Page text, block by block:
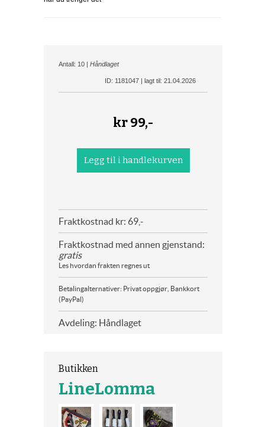
Antall: 10 | Håndlaget
ID: 1181047 | lagt til: 21.04.2026
kr99,-
Fraktkostnad kr: 69,-
Fraktkostnad med annen gjenstand:
gratis
Les hvordan frakten regnes ut
Betalingalternativer: Privat oppgjør, Bankkort
(PayPal)
Avdeling: Håndlaget
Butikken
LineLomma